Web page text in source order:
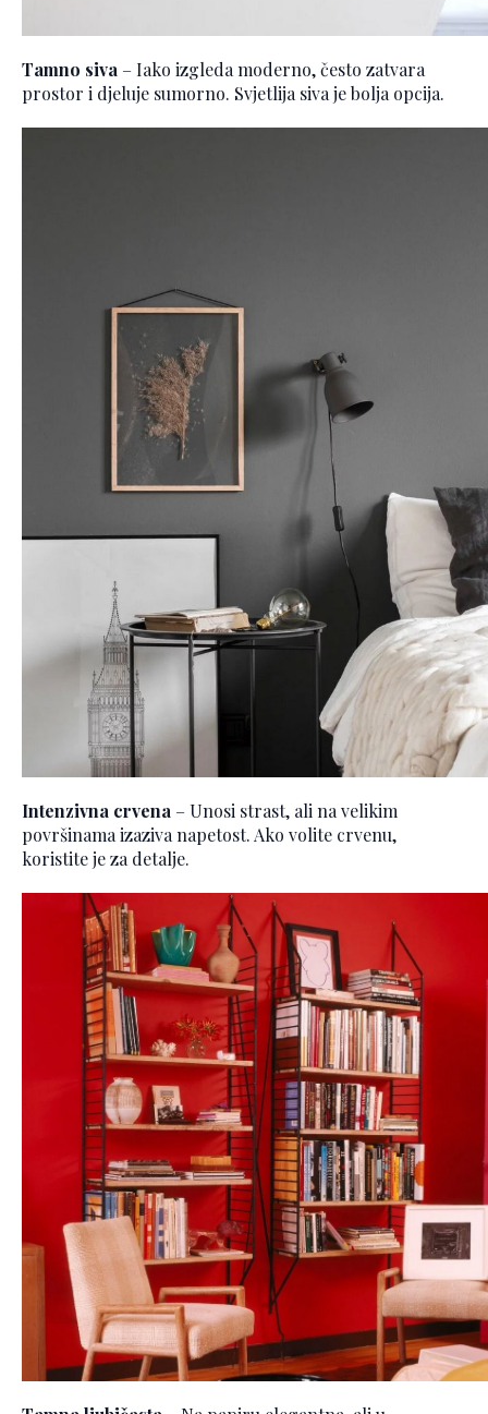
Tamno siva – Iako izgleda moderno, često zatvara
prostor i djeluje sumorno. Svjetlija siva je bolja opcija.
Intenzivna crvena – Unosi strast, ali na velikim
površinama izaziva napetost. Ako volite crvenu,
koristite je za detalje.